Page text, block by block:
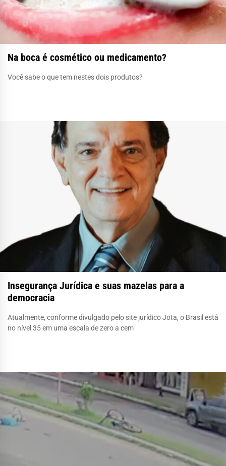
Na boca é cosmético ou medicamento?
Você sabe o que tem nestes dois produtos?
Insegurança Jurídica e suas mazelas para a
democracia
Atualmente, conforme divulgado pelo site jurídico Jota, o Brasil está
no nível 35 em uma escala de zero a cem